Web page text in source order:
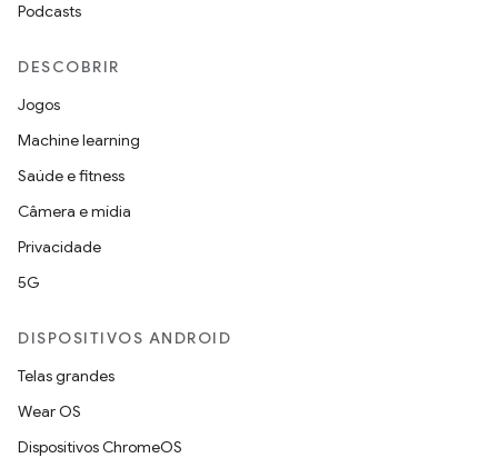
Podcasts
DESCOBRIR
Jogos
Machine learning
Saúde e fitness
Câmera e mídia
Privacidade
5G
DISPOSITIVOS ANDROID
Telas grandes
Wear OS
Dispositivos ChromeOS